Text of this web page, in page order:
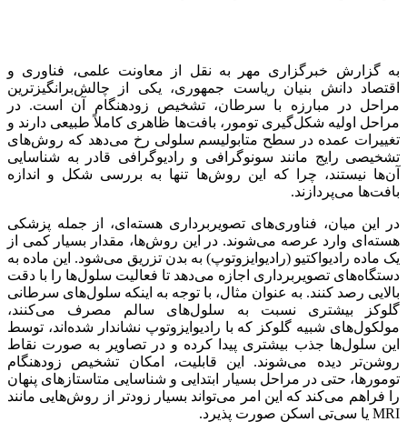
به گزارش خبرگزاری مهر
به نقل از معاونت علمی، فناوری و
اقتصاد دانش بنیان ریاست جمهوری، یکی از چالش‌برانگیزترین
مراحل در مبارزه با سرطان، تشخیص زودهنگام آن است. در
مراحل اولیه شکل‌گیری تومور، بافت‌ها ظاهری کاملاً طبیعی دارند و
تغییرات عمده در سطح متابولیسم سلولی رخ می‌دهد که روش‌های
تشخیصی رایج مانند سونوگرافی و رادیوگرافی قادر به شناسایی
آن‌ها نیستند، چرا که این روش‌ها تنها به بررسی شکل و اندازه
بافت‌ها می‌پردازند.
در این میان، فناوری‌های تصویربرداری هسته‌ای، از جمله پزشکی
هسته‌ای وارد عرصه می‌شوند. در این روش‌ها، مقدار بسیار کمی از
یک ماده رادیواکتیو (رادیوایزوتوپ) به بدن تزریق می‌شود. این ماده به
دستگاه‌های تصویربرداری اجازه می‌دهد تا فعالیت سلول‌ها را با دقت
بالایی رصد کنند. به عنوان مثال، با توجه به اینکه سلول‌های سرطانی
گلوکز بیشتری نسبت به سلول‌های سالم مصرف می‌کنند،
مولکول‌های شبیه گلوکز که با رادیوایزوتوپ نشاندار
شده‌اند، توسط
این سلول‌ها جذب بیشتری پیدا کرده و در تصاویر به صورت نقاط
روشن‌تر دیده می‌شوند. این قابلیت، امکان تشخیص زودهنگام
تومورها، حتی در مراحل بسیار ابتدایی و شناسایی متاستازهای پنهان
را فراهم می‌کند که این امر می‌تواند بسیار زودتر از روش‌هایی مانند
MRI یا
سی‌تی اسکن صورت پذیرد.